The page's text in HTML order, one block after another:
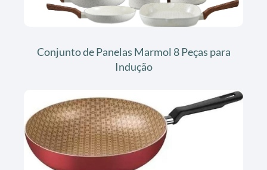
Conjunto de Panelas Marmol 8 Peças para
Indução